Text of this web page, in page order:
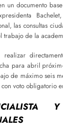
un documento
las consultas
trabajo de la
realizar
para abril
de máximo seis
voto obligatorio
Y